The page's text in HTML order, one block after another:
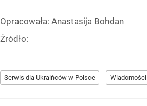
Opracowała: Anastasija Bohdan
Źródło:
Serwis dla Ukraińców w Polsce Wiadomości